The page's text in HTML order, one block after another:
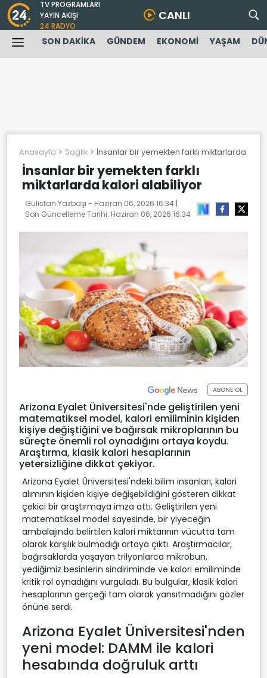
TV PROGRAMLARI
YAYIN AKIŞI
24 RADYO
CANLI
SON DAKİKA GÜNDEM EKONOMİ YAŞAM
Anasayfa Saglik İnsanlar bir yemekten farklı miktarlarda
İnsanlar bir yemekten farklı
miktarlarda kalori alabiliyor
Gülistan Yazbaşı - Haziran 06, 2026 16:34 |
Son Güncelleme Tarihi: Haziran 06, 2026 16:34
ABONE OL
Arizona Eyalet Üniversitesi'nde geliştirilen yeni
matematiksel model, kalori emiliminin kişiden
kişiye değiştiğini ve bağırsak mikroplarının bu
süreçte önemli rol oynadığını ortaya koydu.
Araştırma, klasik kalori hesaplarının
yetersizliğine dikkat çekiyor.
Arizona Eyalet Üniversitesi'ndeki bilim insanları, kalori
alımının kişiden kişiye değişebildiğini gösteren dikkat
çekici bir araştırmaya imza attı. Geliştirilen yeni
matematiksel model sayesinde, bir yiyeceğin
ambalajında belirtilen kalori miktarının vücutta tam
olarak karşılık bulmadığı ortaya çıktı. Araştırmacılar,
bağırsaklarda yaşayan trilyonlarca mikrobun,
yediğimiz besinlerin sindiriminde ve kalori emiliminde
kritik rol oynadığını vurguladı. Bu bulgular, klasik kalori
hesaplarının gerçeği tam olarak yansıtmadığını gözler
önüne serdi.
Arizona Eyalet Üniversitesi'nden
yeni model: DAMM ile kalori
hesabında doğruluk arttı